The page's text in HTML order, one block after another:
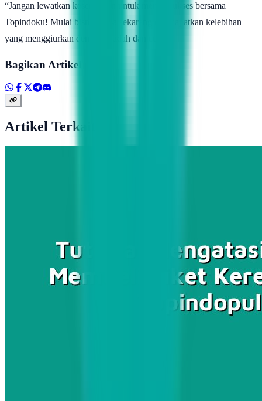
“Jangan lewatkan kesempatan untuk meraih sukses bersama
Topindoku! Mulai bisnis pulsa sekarang dan dapatkan kelebihan
yang menggiurkan dengan mudah dan cepat!”
Bagikan Artikel
Artikel Terkait